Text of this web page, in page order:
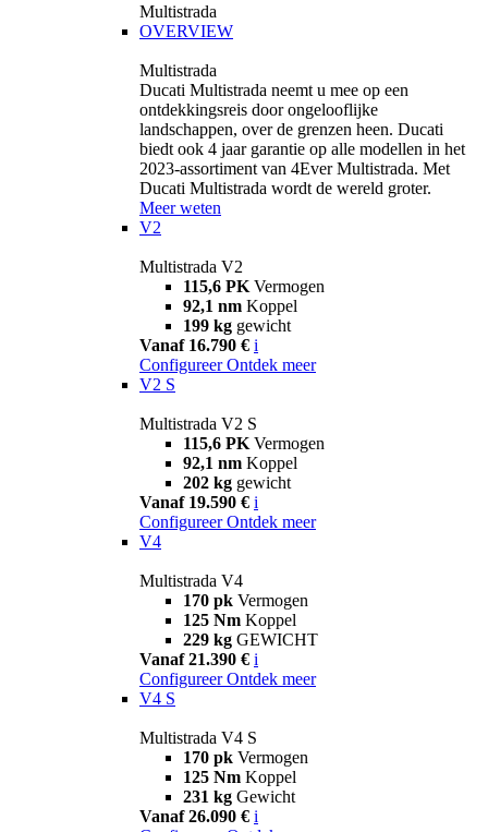
Multistrada
OVERVIEW
Multistrada
Ducati Multistrada neemt u mee op een
ontdekkingsreis door ongelooflijke
landschappen, over de grenzen heen. Ducati
biedt ook 4 jaar garantie op alle modellen in het
2023-assortiment van 4Ever Multistrada. Met
Ducati Multistrada wordt de wereld groter.
Meer weten
V2
Multistrada V2
115,6 PK Vermogen
92,1 nm Koppel
199 kg gewicht
Vanaf 16.790 € i
Configureer Ontdek meer
V2 S
Multistrada V2 S
115,6 PK Vermogen
92,1 nm Koppel
202 kg gewicht
Vanaf 19.590 € i
Configureer Ontdek meer
V4
Multistrada V4
170 pk Vermogen
125 Nm Koppel
229 kg GEWICHT
Vanaf 21.390 € i
Configureer Ontdek meer
V4 S
Multistrada V4 S
170 pk Vermogen
125 Nm Koppel
231 kg Gewicht
Vanaf 26.090 € i